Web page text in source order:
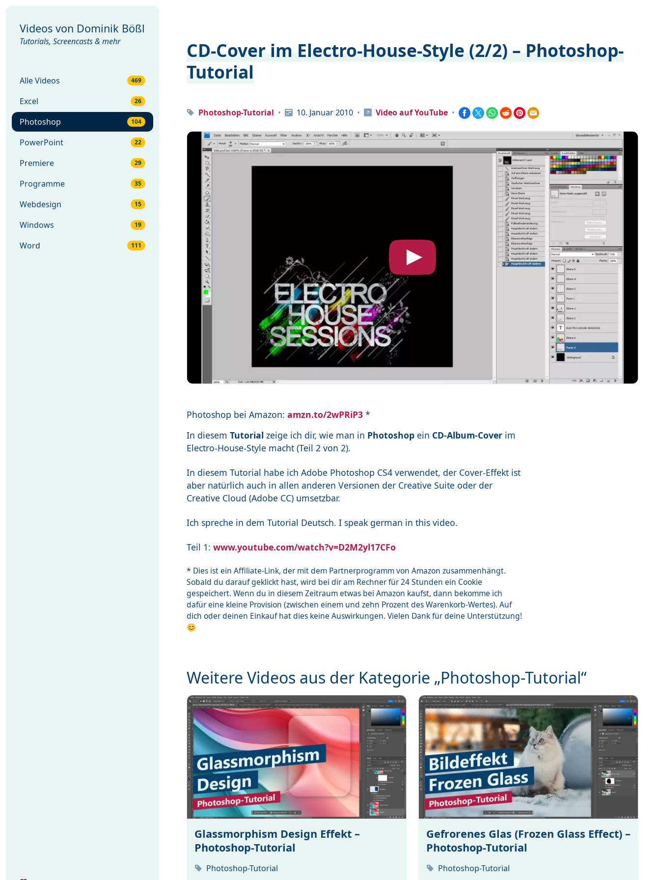
CD-Cover im Electro-House-Style (2/2) – Photoshop-
Tutorial
Photoshop-Tutorial 10. Januar 2010 Video auf YouTube
Photoshop bei Amazon: amzn.to/2wPRiP3 *
In diesem Tutorial zeige ich dir, wie man in Photoshop ein CD-Album-Cover im
Electro-House-Style macht (Teil 2 von 2).
In diesem Tutorial habe ich Adobe Photoshop CS4 verwendet, der Cover-Effekt ist
aber natürlich auch in allen anderen Versionen der Creative Suite oder der
Creative Cloud (Adobe CC) umsetzbar.
Ich spreche in dem Tutorial Deutsch. I speak german in this video.
Teil 1: www.youtube.com/watch?v=D2M2yl17CFo
* Dies ist ein Affiliate-Link, der mit dem Partnerprogramm von Amazon zusammenhängt.
Sobald du darauf geklickt hast, wird bei dir am Rechner für 24 Stunden ein Cookie
gespeichert. Wenn du in diesem Zeitraum etwas bei Amazon kaufst, dann bekomme ich
dafür eine kleine Provision (zwischen einem und zehn Prozent des Warenkorb-Wertes). Auf
dich oder deinen Einkauf hat dies keine Auswirkungen. Vielen Dank für deine Unterstützung!
😊
Weitere Videos aus der Kategorie „Photoshop-Tutorial“
Glassmorphism Design Effekt –
Photoshop-Tutorial
Photoshop-Tutorial
Gefrorenes Glas (Frozen Glass Effect) –
Photoshop-Tutorial
Photoshop-Tutorial
Videos von Dominik Bößl
Tutorials, Screencasts & mehr
Alle Videos 469
Excel 26
Photoshop 104
PowerPoint 22
Premiere 29
Programme 35
Webdesign 15
Windows 19
Word 111